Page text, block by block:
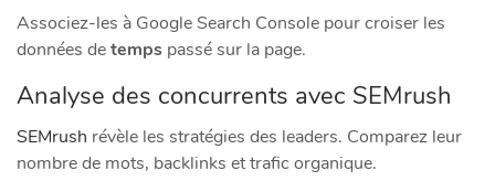
Associez-les à Google Search Console pour croiser les
données detemps passé sur la page.
Analyse des concurrents avec SEMrush
SEMrush révèle les stratégies des leaders. Comparez leur
nombre de mots, backlinks et trafic organique.